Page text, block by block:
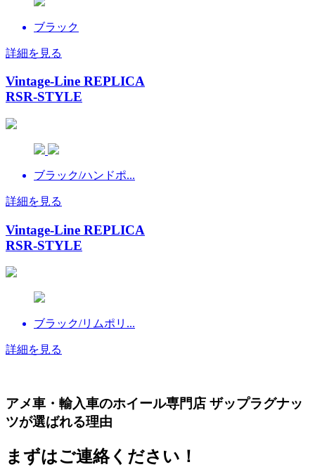
ブラック
詳細を見る
Vintage-Line REPLICA
RSR-STYLE
ブラック/ハンドポ...
詳細を見る
Vintage-Line REPLICA
RSR-STYLE
ブラック/リムポリ...
詳細を見る
アメ車・輸入車のホイール専門店 ザップラグナッ
ツが選ばれる理由
まずはご連絡ください！